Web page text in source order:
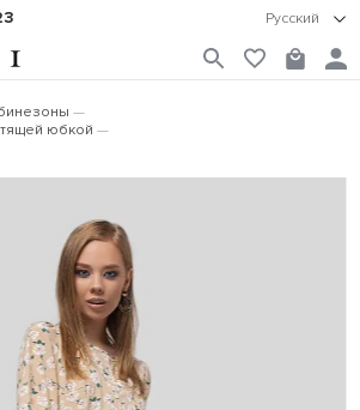
Русский
юбкой